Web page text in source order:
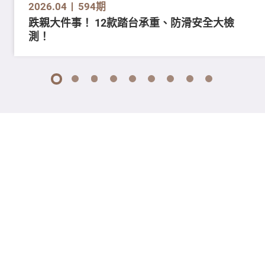
2026.04 594期
跌親大件事！ 12款踏台承重、防滑安全大檢
測！
1 2 3 4 5 6 7 8 9